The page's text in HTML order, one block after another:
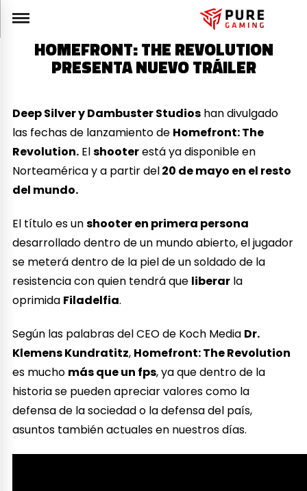
HOMEFRONT: THE REVOLUTION
PRESENTA NUEVO TRÁILER
Deep Silver y Dambuster Studios han divulgado
las fechas de lanzamiento de Homefront: The
Revolution. Elshooterestá ya disponible en
Norteamérica y a partir del20 de mayo en el resto
del mundo.
El título es unshooter en primera persona
desarrollado dentro de un mundo abierto, el jugador
se meterá dentro de la piel de un soldado de la
resistencia con quien tendrá que liberar la
oprimida Filadelfia.
Según las palabras del CEO de Koch Media Dr.
Klemens Kundratitz, Homefront: The Revolution
es mucho más que un fps, ya que dentro de la
historia se pueden apreciar valores como la
defensa de la sociedad o la defensa del país,
asuntos también actuales en nuestros días.